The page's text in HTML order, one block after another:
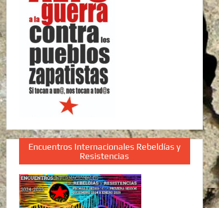
Encuentros Internacionales Rebeldías y
Resistencias